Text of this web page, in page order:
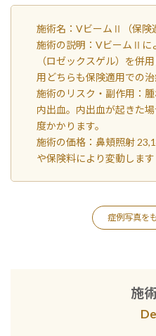
施術名：VビームⅡ（保険
施術の説明：VビームⅡに
（ロゼックスゲル）を併
用どちらも保険適用での治
施術のリスク・副作用：
内出血。内出血が起きた
度かかります。
施術の価格：鼻頬照射
や保険料により変動します
症例写真を
施